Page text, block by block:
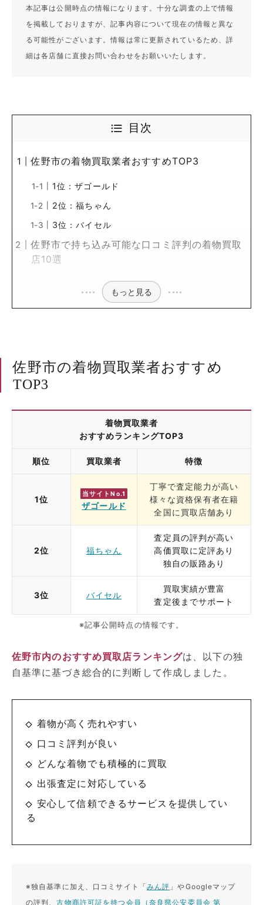
本記事は公開時点の情報になります。十分な調査の上で情報
を掲載しておりますが、記事内容について現在の情報と異な
る可能性がございます。情報は常に更新されているため、詳
細は各店舗に直接お問い合わせをお願いいたします。
目次
佐野市の着物買取業者おすすめTOP3
1位：ザゴールド
2位：福ちゃん
3位：バイセル
佐野市で持ち込み可能な口コミ評判の着物買取
店10選
もっと見る
佐野市の着物買取業者おすすめ
TOP3
着物買取業者
おすすめランキングTOP3
順位 買取業者 特徴
1位
当サイトNo.1
ザゴールド
丁寧で査定能力が高い
様々な資格保有者在籍
全国に買取店舗あり
2位 福ちゃん
査定員の評判が高い
高価買取に定評あり
独自の販路あり
3位 バイセル
買取実績が豊富
査定後までサポート
※記事公開時点の情報です。
佐野市内のおすすめ買取店ランキングは、以下の独
自基準に基づき総合的に判断して作成しました。
着物が高く売れやすい
口コミ評判が良い
どんな着物でも積極的に買取
出張査定に対応している
安心して信頼できるサービスを提供してい
る
※独自基準に加え、口コミサイト「みん評 」やGoogleマップ
の評判、古物商許可証を持つ会員（奈良県公安委員会 第